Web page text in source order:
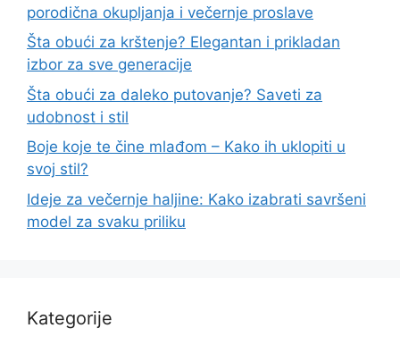
porodična okupljanja i večernje proslave
Šta obući za krštenje? Elegantan i prikladan
izbor za sve generacije
Šta obući za daleko putovanje? Saveti za
udobnost i stil
Boje koje te čine mlađom – Kako ih uklopiti u
svoj stil?
Ideje za večernje haljine: Kako izabrati savršeni
model za svaku priliku
Kategorije